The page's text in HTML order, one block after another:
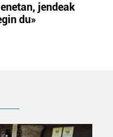
jendeak
du»